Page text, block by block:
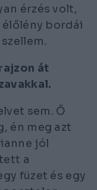
érzés volt,
bordái
át
sem. Ő
én meg azt
jól
a
füzet és egy